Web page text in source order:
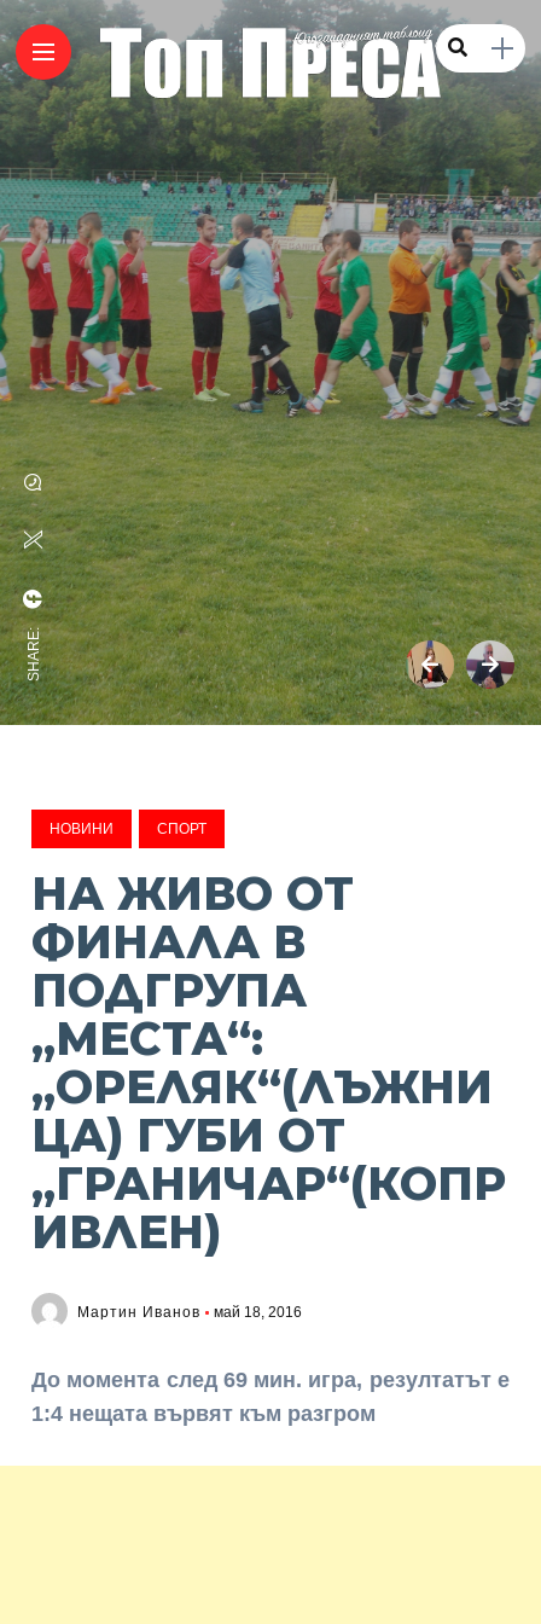
SHARE:
НОВИНИ СПОРТ
НА ЖИВО ОТ
ФИНАЛА В
ПОДГРУПА
„МЕСТА“:
„ОРЕЛЯК“(ЛЪЖНИ
ЦА) ГУБИ ОТ
„ГРАНИЧАР“(КОПР
ИВЛЕН)
Мартин Иванов май 18, 2016
До момента след 69 мин. игра, резултатът е
1:4 нещата вървят към разгром